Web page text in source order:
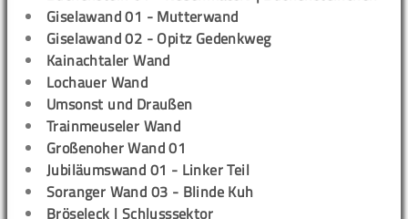
Giselawand 01 - Mutterwand
Giselawand 02 - Opitz Gedenkweg
Kainachtaler Wand
Lochauer Wand
Umsonst und Draußen
Trainmeuseler Wand
Großenoher Wand 01
Jubiläumswand 01 - Linker Teil
Soranger Wand 03 - Blinde Kuh
Bröseleck | Schlusssektor